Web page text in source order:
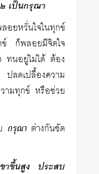
เป็นกรุณา
ยหวั่นใจในทุกข์
ก็พลอยมีจิตใจ
ทนอยู่ไม่ได้ ต้อง
ลดเปลื้องความ
วามทุกข์ หรือช่วย
กรุณาต่างกันชัด
ขาขึ้นสูง ประสบ